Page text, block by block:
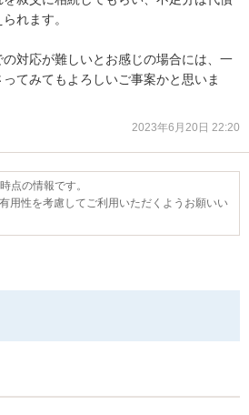
れます。
対応が難しいとお感じの場合には、一
てみてもよろしいご事案かと思いま
2023年6月20日 22:20
点の情報です。
用性を考慮してご利用いただくようお願いい